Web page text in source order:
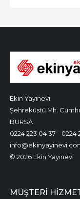
Ekin Yayınevi
Şehreküstü Mh.
BURSA
0224 223 04 37
0224
© 2026 Ekin Yayınevi
MÜŞTERI